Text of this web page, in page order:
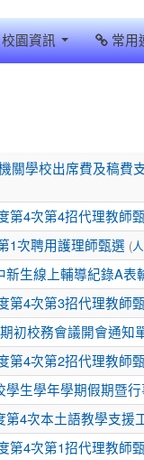
園資訊 常用
關學校出席費及稿費
第4次第4招代理教師
1次聘用護理師甄選 (
新生線上輔導紀錄A表
第4次第3招代理教師
初校務會議開會通知
第4次第2招代理教師
學生學年學期假期暨行
第4次本土語教學支援
第4次第1招代理教師